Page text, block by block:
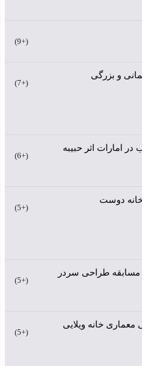
+9
و بزرگی
+7
امارات اثر حبیبه
+6
دوست
+5
مسابقه طراحی سردر
+5
خانه ویلایی
+5